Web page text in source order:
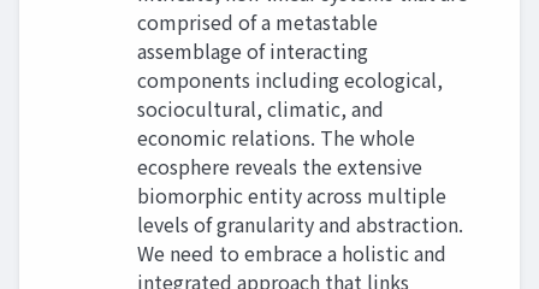
comprised of a metastable
assemblage of interacting
components including ecological,
sociocultural, climatic, and
economic relations. The whole
ecosphere reveals the extensive
biomorphic entity across multiple
levels of granularity and abstraction.
We need to embrace a holistic and
integrated approach that links